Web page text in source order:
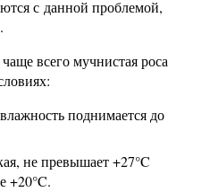
с данной проблемой,
всего мучнистая роса
поднимается до
не превышает +27°C
+20°C.